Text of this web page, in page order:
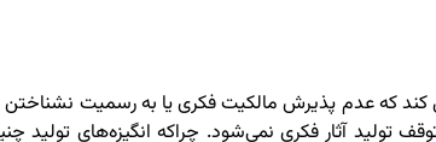
که عدم پذیرش مالکیت فکری یا به رسمیت نشناختن
تولید آثار فکری نمی‌شود. چراکه انگیزه‌های تولید